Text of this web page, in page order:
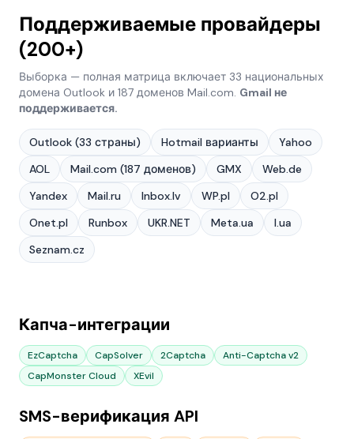
Поддерживаемые провайдеры
(200+)
Выборка — полная матрица включает 33 национальных
домена Outlook и 187 доменов Mail.com. Gmail не
поддерживается.
Outlook (33 страны) Hotmail варианты
Yahoo
AOL
Mail.com (187 доменов) GMX
Web.de
Yandex
Mail.ru Inbox.lv WP.pl
O2.pl
Onet.pl
Runbox UKR.NET Meta.ua
I.ua
Seznam.cz
Капча-интеграции
EzCaptcha CapSolver 2Captcha
Anti-Captcha v2
CapMonster Cloud
XEvil
SMS-верификация API